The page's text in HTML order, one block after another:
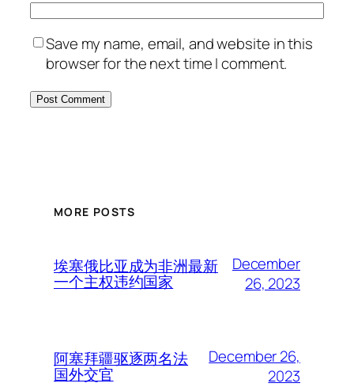
Save my name, email, and website in this
browser for the next time I comment.
MORE POSTS
埃塞俄比亚成为非洲最新
一个主权违约国家
December
26, 2023
阿塞拜疆驱逐两名法
国外交官
December 26,
2023